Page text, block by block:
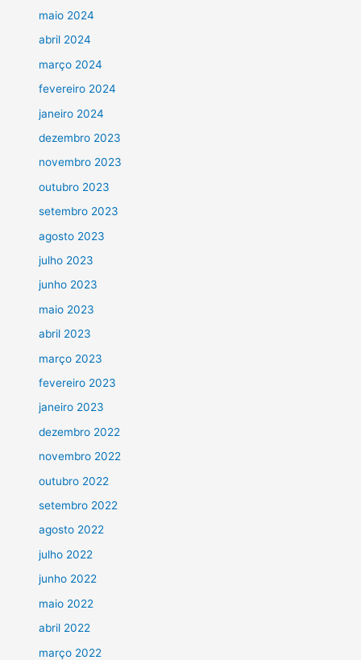
maio 2024
abril 2024
março 2024
fevereiro 2024
janeiro 2024
dezembro 2023
novembro 2023
outubro 2023
setembro 2023
agosto 2023
julho 2023
junho 2023
maio 2023
abril 2023
março 2023
fevereiro 2023
janeiro 2023
dezembro 2022
novembro 2022
outubro 2022
setembro 2022
agosto 2022
julho 2022
junho 2022
maio 2022
abril 2022
março 2022